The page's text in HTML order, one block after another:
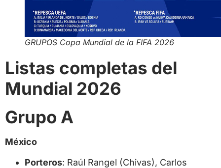
GRUPOS Copa Mundial de la FIFA 2026
Listas completas del
Mundial 2026
Grupo A
México
Porteros: Raúl Rangel (Chivas), Carlos